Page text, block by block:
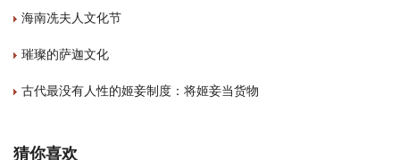
海南冼夫人文化节
璀璨的萨迦文化
古代最没有人性的姬妾制度：将姬妾当货物
猜你喜欢